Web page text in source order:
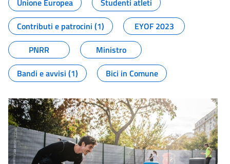
Unione Europea
Studenti atleti
Contributi e patrocini (1)
EYOF 2023
PNRR
Ministro
Bandi e avvisi (1)
Bici in Comune